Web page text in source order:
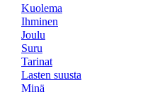
Kuolema
Ihminen
Joulu
Suru
Tarinat
Lasten suusta
Minä